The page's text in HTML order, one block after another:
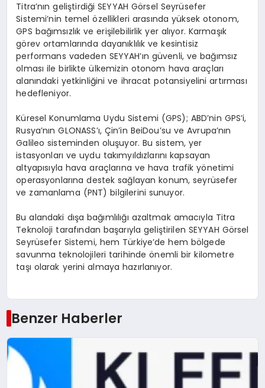
Titra’nın geliştirdiği SEYYAH Görsel Seyrüsefer
Sistemi’nin temel özellikleri arasında yüksek otonom,
GPS bağımsızlık ve erişilebilirlik yer alıyor. Karmaşık
görev ortamlarında dayanıklılık ve kesintisiz
performans vadeden SEYYAH’ın güvenli, ve bağımsız
olması ile birlikte ülkemizin otonom hava araçları
alanındaki yetkinliğini ve ihracat potansiyelini artırması
hedefleniyor.
Küresel Konumlama Uydu Sistemi (GPS); ABD’nin GPS’i,
Rusya’nın GLONASS’ı, Çin’in BeiDou’su ve Avrupa’nın
Galileo sisteminden oluşuyor. Bu sistem, yer
istasyonları ve uydu takımyıldızlarını kapsayan
altyapısıyla hava araçlarına ve hava trafik yönetimi
operasyonlarına destek sağlayan konum, seyrüsefer
ve zamanlama (PNT) bilgilerini sunuyor.
​Bu alandaki dışa bağımlılığı azaltmak amacıyla Titra
Teknoloji tarafından başarıyla geliştirilen SEYYAH Görsel
Seyrüsefer Sistemi, hem Türkiye’de hem bölgede
savunma teknolojileri tarihinde önemli bir kilometre
taşı olarak yerini almaya hazırlanıyor.
Benzer Haberler